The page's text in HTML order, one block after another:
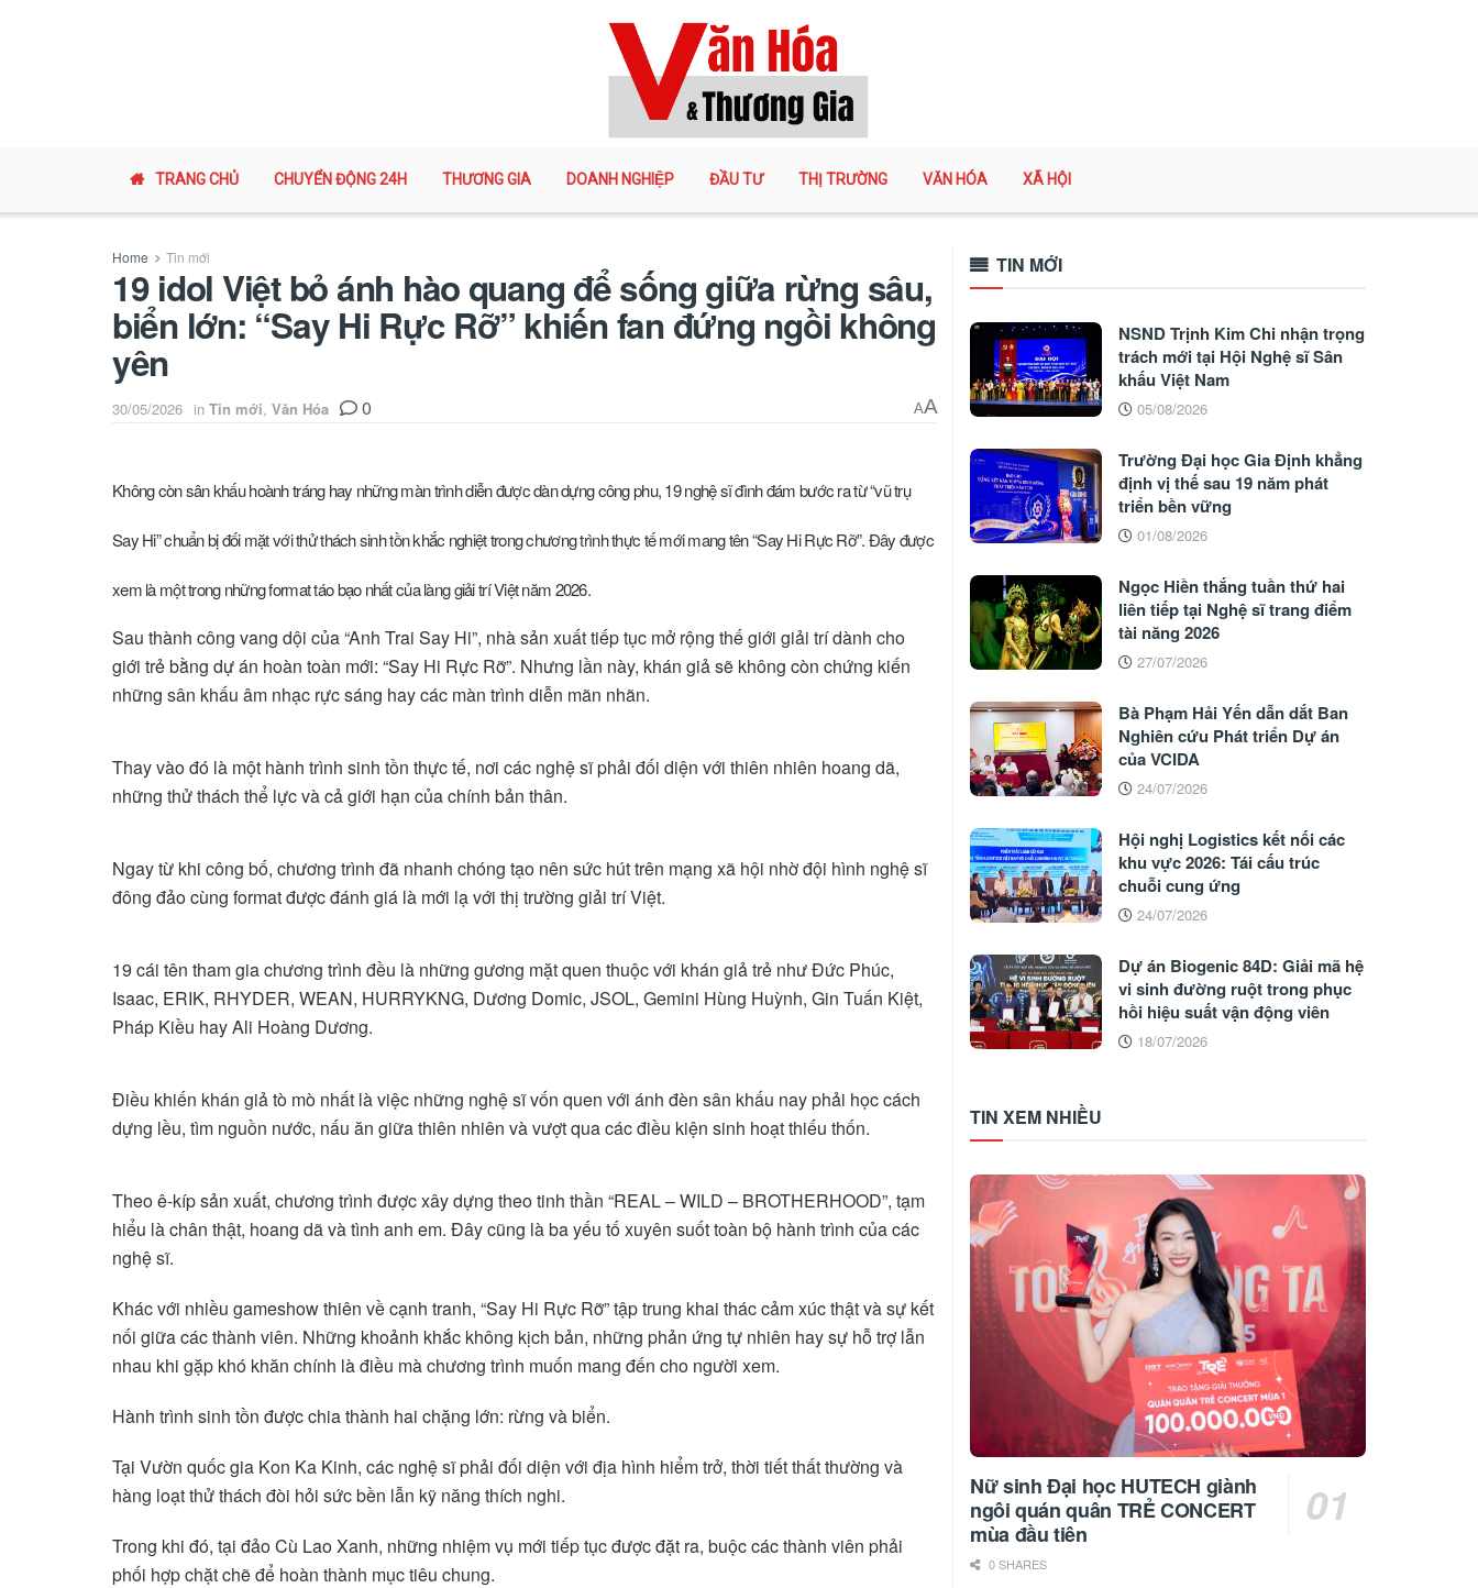
TRANG CHỦ CHUYỂN ĐỘNG 24H THƯƠNG GIA DOANH NGHIỆP ĐẦU TƯ THỊ TRƯỜNG VĂN HÓA XÃ HỘI
Home Tin mới
19 idol Việt bỏ ánh hào quang để sống giữa rừng sâu,
biển lớn: “Say Hi Rực Rỡ” khiến fan đứng ngồi không
yên
30/05/2026 in Tin mới, Văn Hóa 0 AA
Không còn sân khấu hoành tráng hay những màn trình diễn được dàn dựng công phu, 19 nghệ sĩ đình đám bước ra từ “vũ trụ
Say Hi” chuẩn bị đối mặt với thử thách sinh tồn khắc nghiệt trong chương trình thực tế mới mang tên “Say Hi Rực Rỡ”. Đây được
xem là một trong những format táo bạo nhất của làng giải trí Việt năm 2026.
Sau thành công vang dội của “Anh Trai Say Hi”, nhà sản xuất tiếp tục mở rộng thế giới giải trí dành cho
giới trẻ bằng dự án hoàn toàn mới: “Say Hi Rực Rỡ”. Nhưng lần này, khán giả sẽ không còn chứng kiến
những sân khấu âm nhạc rực sáng hay các màn trình diễn mãn nhãn.
Thay vào đó là một hành trình sinh tồn thực tế, nơi các nghệ sĩ phải đối diện với thiên nhiên hoang dã,
những thử thách thể lực và cả giới hạn của chính bản thân.
Ngay từ khi công bố, chương trình đã nhanh chóng tạo nên sức hút trên mạng xã hội nhờ đội hình nghệ sĩ
đông đảo cùng format được đánh giá là mới lạ với thị trường giải trí Việt.
19 cái tên tham gia chương trình đều là những gương mặt quen thuộc với khán giả trẻ như Đức Phúc,
Isaac, ERIK, RHYDER, WEAN, HURRYKNG, Dương Domic, JSOL, Gemini Hùng Huỳnh, Gin Tuấn Kiệt,
Pháp Kiều hay Ali Hoàng Dương.
Điều khiến khán giả tò mò nhất là việc những nghệ sĩ vốn quen với ánh đèn sân khấu nay phải học cách
dựng lều, tìm nguồn nước, nấu ăn giữa thiên nhiên và vượt qua các điều kiện sinh hoạt thiếu thốn.
Theo ê-kíp sản xuất, chương trình được xây dựng theo tinh thần “REAL – WILD – BROTHERHOOD”, tạm
hiểu là chân thật, hoang dã và tình anh em. Đây cũng là ba yếu tố xuyên suốt toàn bộ hành trình của các
nghệ sĩ.
Khác với nhiều gameshow thiên về cạnh tranh, “Say Hi Rực Rỡ” tập trung khai thác cảm xúc thật và sự kết
nối giữa các thành viên. Những khoảnh khắc không kịch bản, những phản ứng tự nhiên hay sự hỗ trợ lẫn
nhau khi gặp khó khăn chính là điều mà chương trình muốn mang đến cho người xem.
Hành trình sinh tồn được chia thành hai chặng lớn: rừng và biển.
Tại Vườn quốc gia Kon Ka Kinh, các nghệ sĩ phải đối diện với địa hình hiểm trở, thời tiết thất thường và
hàng loạt thử thách đòi hỏi sức bền lẫn kỹ năng thích nghi.
Trong khi đó, tại đảo Cù Lao Xanh, những nhiệm vụ mới tiếp tục được đặt ra, buộc các thành viên phải
phối hợp chặt chẽ để hoàn thành mục tiêu chung.
TIN MỚI
NSND Trịnh Kim Chi nhận trọng
trách mới tại Hội Nghệ sĩ Sân
khấu Việt Nam
05/08/2026
Trường Đại học Gia Định khẳng
định vị thế sau 19 năm phát
triển bền vững
01/08/2026
Ngọc Hiền thắng tuần thứ hai
liên tiếp tại Nghệ sĩ trang điểm
tài năng 2026
27/07/2026
Bà Phạm Hải Yến dẫn dắt Ban
Nghiên cứu Phát triển Dự án
của VCIDA
24/07/2026
Hội nghị Logistics kết nối các
khu vực 2026: Tái cấu trúc
chuỗi cung ứng
24/07/2026
Dự án Biogenic 84D: Giải mã hệ
vi sinh đường ruột trong phục
hồi hiệu suất vận động viên
18/07/2026
TIN XEM NHIỀU
Nữ sinh Đại học HUTECH giành
ngôi quán quân TRẺ CONCERT
mùa đầu tiên
0 SHARES